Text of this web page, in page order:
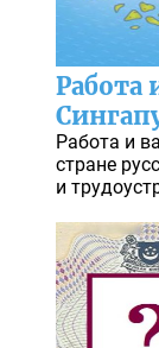
Работа
Работа и
стране
и